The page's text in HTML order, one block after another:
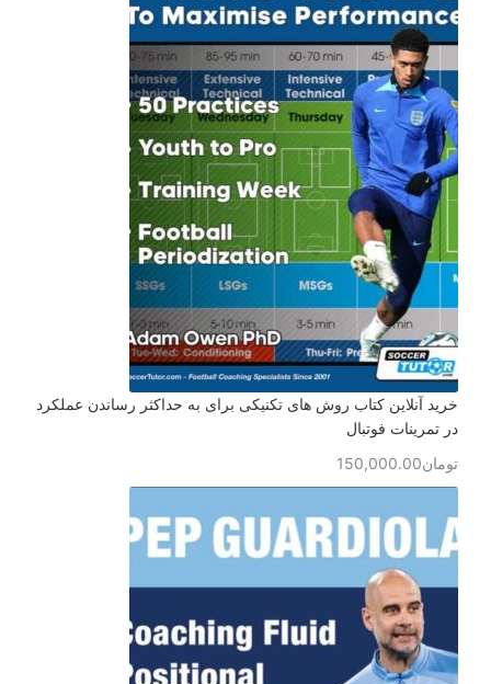
خرید آنلاین کتاب روش های تکنیکی برای به حداکثر رساندن عملکرد
در تمرینات فوتبال
تومان150,000.00